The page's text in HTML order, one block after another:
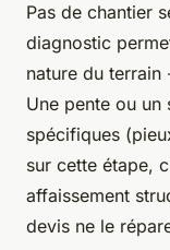
Pas de chantier
diagnostic
nature du
Une pente ou
spécifiques
sur cette étape,
affaissement
devis ne le